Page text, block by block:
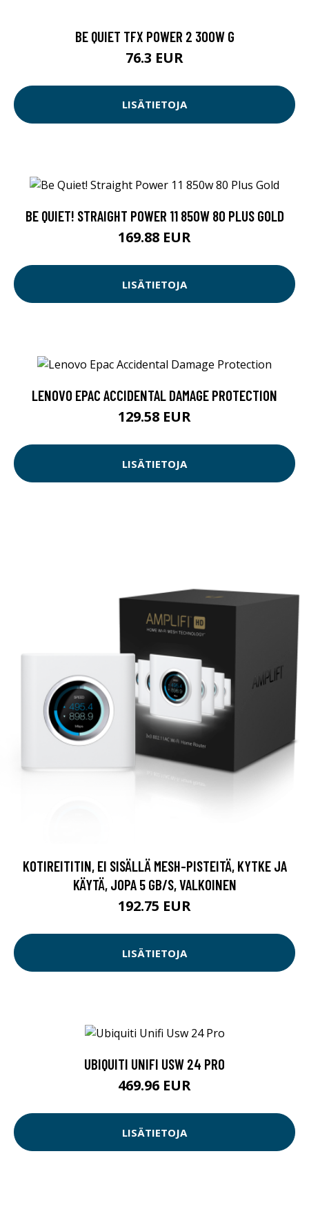
BE QUIET TFX POWER 2 300W G
76.3 EUR
LISÄTIETOJA
BE QUIET! STRAIGHT POWER 11 850W 80 PLUS GOLD
169.88 EUR
LISÄTIETOJA
LENOVO EPAC ACCIDENTAL DAMAGE PROTECTION
129.58 EUR
LISÄTIETOJA
KOTIREITITIN, EI SISÄLLÄ MESH-PISTEITÄ, KYTKE JA
KÄYTÄ, JOPA 5 GB/S, VALKOINEN
192.75 EUR
LISÄTIETOJA
UBIQUITI UNIFI USW 24 PRO
469.96 EUR
LISÄTIETOJA